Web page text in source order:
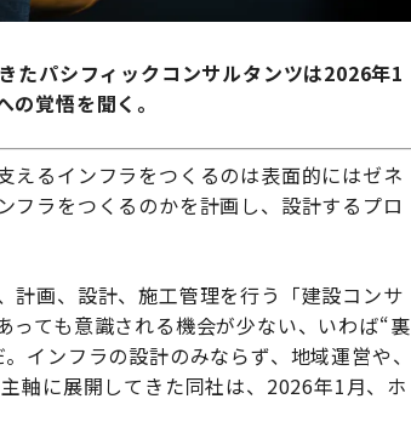
たパシフィックコンサルタンツは2026年1
覚悟を聞く。
えるインフラをつくるのは表面的にはゼネ
フラをつくるのかを計画し、設計するプロ
計画、設計、施工管理を行う「建設コンサ
ても意識される機会が少ない、いわば“裏
インフラの設計のみならず、地域運営や、
軸に展開してきた同社は、2026年1月、ホ